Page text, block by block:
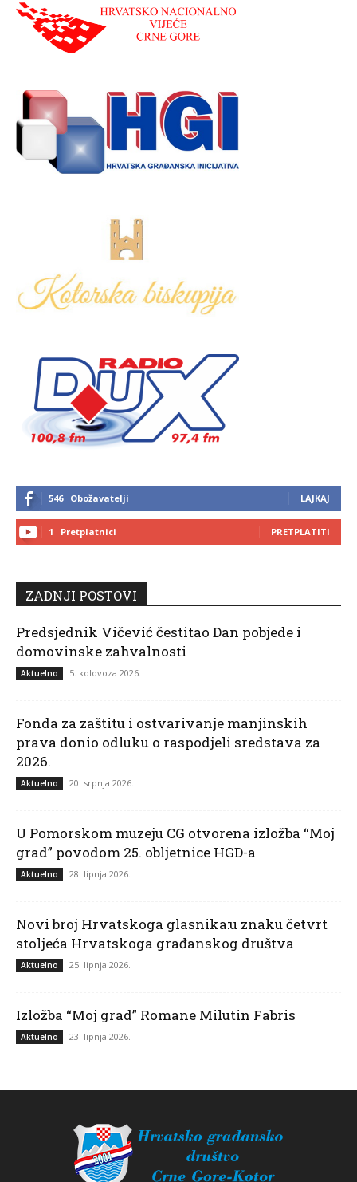
546 Obožavatelji LAJKAJ
1 Pretplatnici PRETPLATITI
ZADNJI POSTOVI
Predsjednik Vičević čestitao Dan pobjede i
domovinske zahvalnosti
Aktuelno 5. kolovoza 2026.
Fonda za zaštitu i ostvarivanje manjinskih
prava donio odluku o raspodjeli sredstava za
2026.
Aktuelno 20. srpnja 2026.
U Pomorskom muzeju CG otvorena izložba “Moj
grad” povodom 25. obljetnice HGD-a
Aktuelno 28. lipnja 2026.
Novi broj Hrvatskoga glasnika:u znaku četvrt
stoljeća Hrvatskoga građanskog društva
Aktuelno 25. lipnja 2026.
Izložba “Moj grad” Romane Milutin Fabris
Aktuelno 23. lipnja 2026.